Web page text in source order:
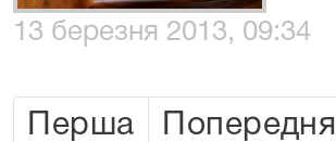
13 березня 2013, 09:34
Перша Попередня